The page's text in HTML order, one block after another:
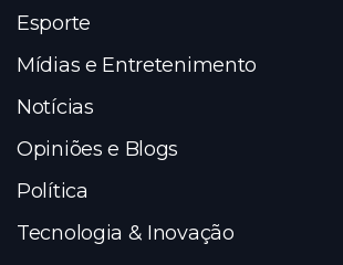
Esporte
Mídias e Entretenimento
Notícias
Opiniões e Blogs
Política
Tecnologia & Inovação